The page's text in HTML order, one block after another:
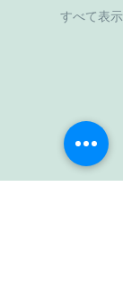
すべて表示